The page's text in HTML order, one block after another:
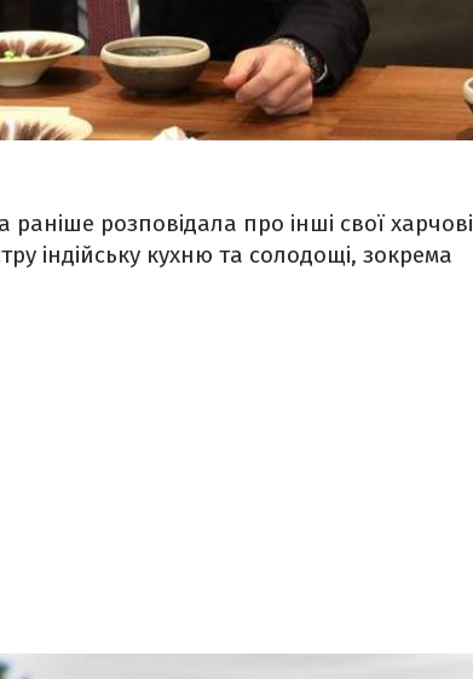
розповідала про інші свої харчові
індійську кухню та солодощі, зокрема